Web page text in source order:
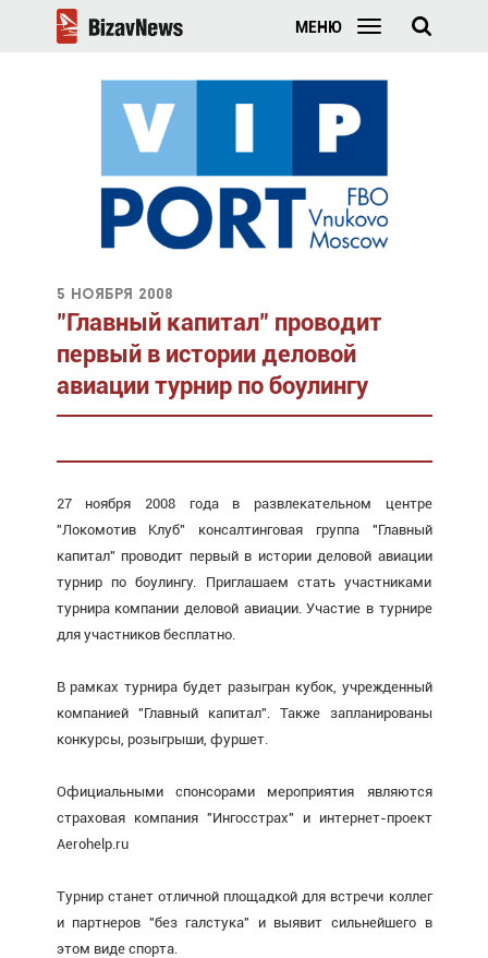
МЕНЮ
5 ноября 2008
"Главный капитал" проводит
первый в истории деловой
авиации турнир по боулингу
27 ноября 2008 года в развлекательном центре
"Локомотив Клуб" консалтинговая группа "Главный
капитал" проводит первый в истории деловой авиации
турнир по боулингу. Приглашаем стать участниками
турнира компании деловой авиации. Участие в турнире
для участников бесплатно.
В рамках турнира будет разыгран кубок, учрежденный
компанией "Главный капитал". Также запланированы
конкурсы, розыгрыши, фуршет.
Официальными спонсорами мероприятия являются
страховая компания "Ингосстрах" и интернет-проект
Aerohelp.ru
Турнир станет отличной площадкой для встречи коллег
и партнеров "без галстука" и выявит сильнейшего в
этом виде спорта.